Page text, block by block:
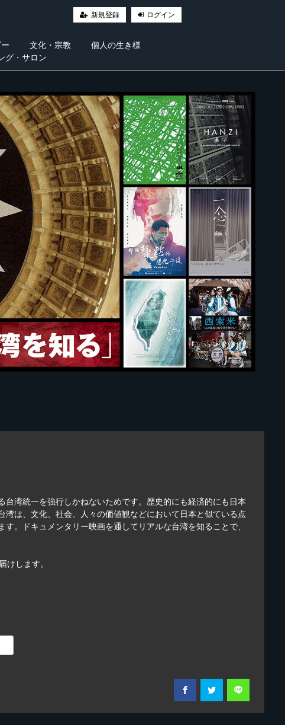
新規登録 ログイン
文化・宗教
個人の生き様
グ・サロン
湾統一を強行しかねないためです。歴史的にも経済的にも日本
は、文化、社会、人々の価値観などにおいて日本と似ている点
。ドキュメンタリー映画を通してリアルな台湾を知ることで、
けします。